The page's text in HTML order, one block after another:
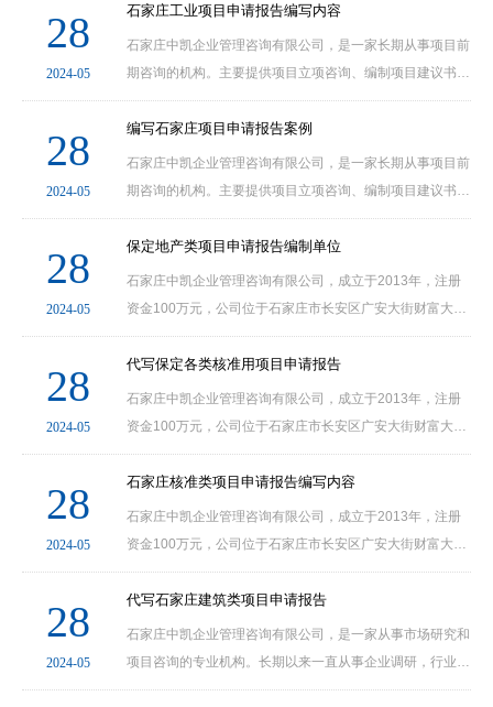
山、秦皇岛、沧州、廊坊、张家口等各个县市及其他各
地......
28
2024-05
石家庄工业项目申请报告编写内容
石家庄中凯企业管理咨询有限公司，是一家长期从事项目前
期咨询的机构。主要提供项目立项咨询、编制项目建议书、
编制项目可行性研究报告、编制项目申请报告、编制资金申
请报告、开展项目社会稳定风险分析及评估等服务......
28
2024-05
编写石家庄项目申请报告案例
石家庄中凯企业管理咨询有限公司，是一家长期从事项目前
期咨询的机构。主要提供项目立项咨询、编制项目建议书、
编制项目可行性研究报告、编制项目申请报告、编制资金申
请报告、开展项目社会稳定风险分析及评估等服务......
28
2024-05
保定地产类项目申请报告编制单位
石家庄中凯企业管理咨询有限公司，成立于2013年，注册
资金100万元，公司位于石家庄市长安区广安大街财富大
厦。公司网站
（www.kybgw.comwww.21kyw.comwww.61ky.com），项
目部咨询电话：0311-69001130.24小时咨询热线：......
28
2024-05
代写保定各类核准用项目申请报告
石家庄中凯企业管理咨询有限公司，成立于2013年，注册
资金100万元，公司位于石家庄市长安区广安大街财富大
厦。公司网站
（www.kybgw.comwww.21kyw.comwww.61ky.com），项
目部咨询电话：0311-69001130.24小时咨询热线：......
28
2024-05
石家庄核准类项目申请报告编写内容
石家庄中凯企业管理咨询有限公司，成立于2013年，注册
资金100万元，公司位于石家庄市长安区广安大街财富大
厦。公司网站
（www.kybgw.comwww.21kyw.comwww.61ky.com），项
目部咨询电话：0311-69001130.24小时咨询热线：......
28
2024-05
代写石家庄建筑类项目申请报告
石家庄中凯企业管理咨询有限公司，是一家从事市场研究和
项目咨询的专业机构。长期以来一直从事企业调研，行业分
析以及企业项目立项服务等工作。石家庄中凯企业管理咨询